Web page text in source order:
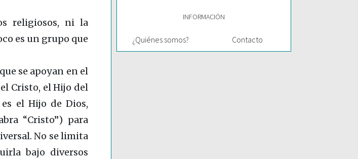
religiosos, ni la
es un grupo que
se apoyan en el
Cristo, el Hijo del
el Hijo de Dios,
“Cristo”) para
No se limita
bajo diversos
INFORMACIÓN
¿Quiénes somos? Contacto